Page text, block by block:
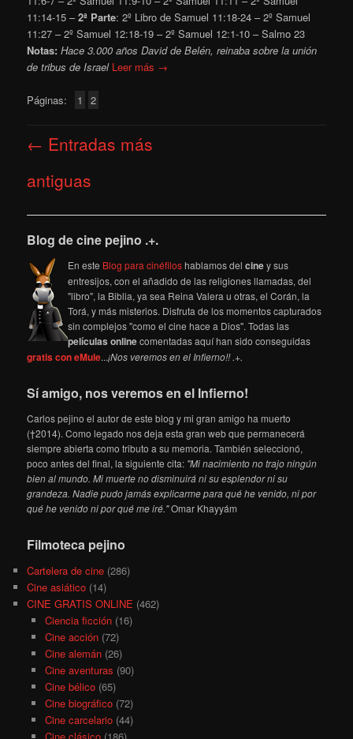
11:14-15 –2ª Parte: 2º Libro de Samuel 11:18-24 – 2º Samuel
11:27 – 2º Samuel 12:18-19 – 2º Samuel 12:1-10 – Salmo 23
Notas:Hace 3.000 años David de Belén, reinaba sobre la unión
de tribus de Israel Leer más →
Páginas: 1 2
de
← Entradas más
antiguas
Blog de cine pejino .+.
En este Blog para cinéfiloshablamos delciney sus
entresijos, con el añadido de las religiones llamadas, del
"libro", la Biblia, ya sea Reina Valera u otras, el Corán, la
Torá, y más misterios. Disfruta de los momentos capturados
sin complejos "como el cine hace a Dios". Todas las
películas onlinecomentadas aquí han sido conseguidas
gratis con eMule...¡Nos veremos en el Infierno!! .+.
Sí amigo, nos veremos en el Infierno!
Carlos pejino el autor de este blog y mi gran amigo ha muerto
(†2014). Como legado nos deja esta gran web que permanecerá
siempre abierta como tributo a su memoria. También seleccionó,
poco antes del final, la siguiente cita: "Mi nacimiento no trajo ningún
bien al mundo. Mi muerte no disminuirá ni su esplendor ni su
grandeza. Nadie pudo jamás explicarme para qué he venido, ni por
qué he venido ni por qué me iré."Omar Khayyám
Filmoteca pejino
Cartelera de cine (286)
Cine asiático (14)
CINE GRATIS ONLINE (462)
Ciencia ficción(16)
Cine acción(72)
Cine alemán(26)
Cine aventuras (90)
Cine bélico(65)
Cine biográfico(72)
Cine carcelario(44)